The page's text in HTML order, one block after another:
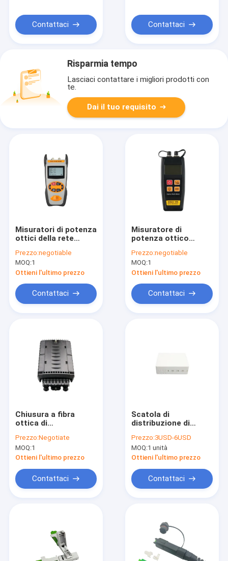
Circa noi
Contattaci Contattaci
Risparmia tempo
Lasciaci contattare i migliori prodotti con
te.
Dai il tuo requisito
Misuratori di potenza
ottici della rete
G/EPON di prova
simultanea passiva
PON di lunghezza
d'onda con
archiviazione di dati
Prezzo:negotiable
MOQ:1
Ottieni l'ultimo prezzo
Contattaci
Misuratore di
potenza ottico
mano + potere visivo
di Locatior
dell'errore
(OPM+VFL)
assicurato dalla
banca di potere o
Prezzo:negotiable
MOQ:1
Ottieni l'ultimo prezzo
Contattaci
Chiusura a fibra
ottica di
metropolitana del
punto di accesso alla
rete di IP68
di goccia
Prezzo:Negotiate
MOQ:1
Ottieni l'ultimo prezzo
Contattaci
Scatola di
distribuzione di
del porto di FTTB 4
Prezzo:3USD-6USD
MOQ:1 unità
Ottieni l'ultimo prezzo
Contattaci